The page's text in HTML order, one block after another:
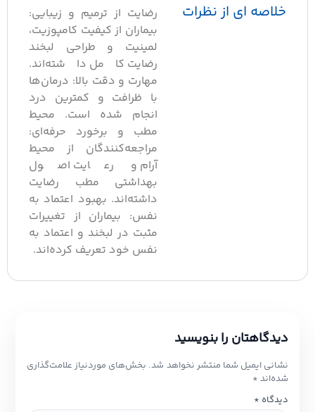
خلاصه ای از نظرات
رضایت از ترمیم و زیبایی:
بیماران از کیفیت کامپوزیت،
لمینیت و طراحی لبخند
رضایت کامل داشته‌اند.
مهارت و دقت بالا: درمان‌ها
با ظرافت و کمترین درد
انجام شده است. محیط
مطب و برخورد حرفه‌ای:
مراجعه‌کنندگان از محیط
آرام و رعایت اصول
بهداشتی مطب رضایت
داشته‌اند. بهبود اعتماد به
نفس: بیماران از تغییرات
مثبت در لبخند و اعتماد به
نفس خود تعریف کرده‌اند.
دیدگاهتان را بنویسید
نشانی ایمیل شما منتشر نخواهد شد. بخش‌های موردنیاز علامت‌گذاری
شده‌اند*
دیدگاه*